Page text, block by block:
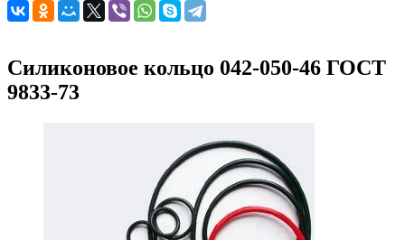
Силиконовое кольцо 042-050-46 ГОСТ
9833-73